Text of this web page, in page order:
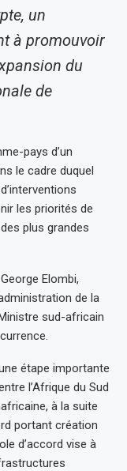
un
à promouvoir
du
de
pays d’un
le cadre duquel
les priorités de
plus grandes
Elombi,
de la
sud-africain
étape importante
l’Afrique du Sud
à la suite
portant création
d’accord vise à